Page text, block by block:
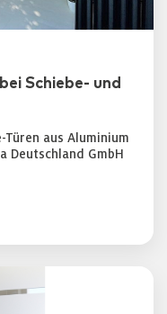
Schiebe- und
aus Aluminium
Deutschland GmbH